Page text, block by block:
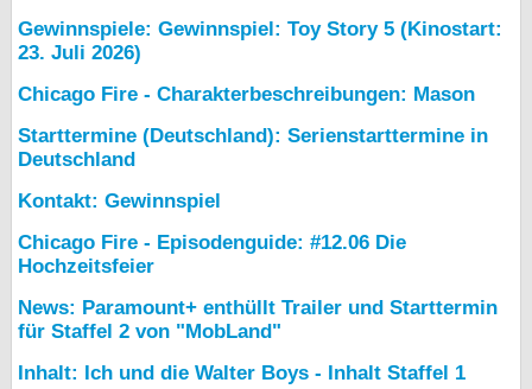
Gewinnspiele: Gewinnspiel: Toy Story 5 (Kinostart:
23. Juli 2026)
Chicago Fire - Charakterbeschreibungen: Mason
Starttermine (Deutschland): Serienstarttermine in
Deutschland
Kontakt: Gewinnspiel
Chicago Fire - Episodenguide: #12.06 Die
Hochzeitsfeier
News: Paramount+ enthüllt Trailer und Starttermin
für Staffel 2 von "MobLand"
Inhalt: Ich und die Walter Boys - Inhalt Staffel 1
Datenschutz